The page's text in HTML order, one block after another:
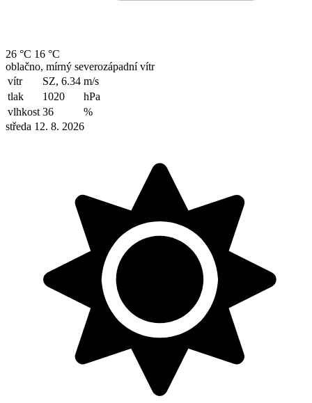
26 °C 16 °C
oblačno, mírný severozápadní vítr
vítr
SZ, 6.34 m/s
tlak
1020
hPa
vlhkost 36
%
středa 12. 8. 2026